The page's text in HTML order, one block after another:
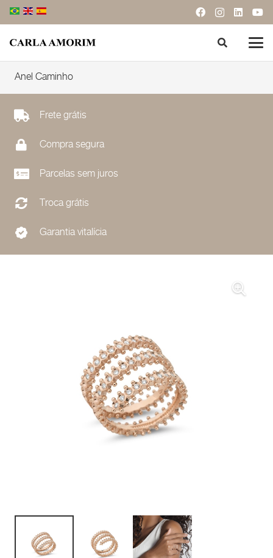
Anel Caminho
Frete grátis
Compra segura
Parcelas sem juros
Troca grátis
Garantia vitalícia